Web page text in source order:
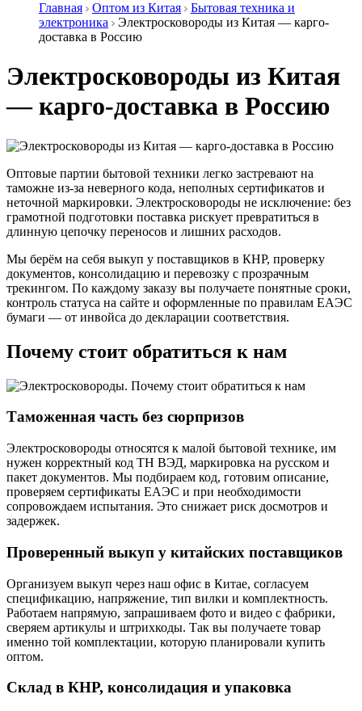
Главная
Оптом из Китая
Бытовая техника и
электроника
Электросковороды из Китая — карго-
доставка в Россию
Электросковороды из Китая
— карго-доставка в Россию
Оптовые партии бытовой техники легко застревают на
таможне из‑за неверного кода, неполных сертификатов и
неточной маркировки. Электросковороды не исключение: без
грамотной подготовки поставка рискует превратиться в
длинную цепочку переносов и лишних расходов.
Мы берём на себя выкуп у поставщиков в КНР, проверку
документов, консолидацию и перевозку с прозрачным
трекингом. По каждому заказу вы получаете понятные сроки,
контроль статуса на сайте и оформленные по правилам ЕАЭС
бумаги — от инвойса до декларации соответствия.
Почему стоит обратиться к нам
Таможенная часть без сюрпризов
Электросковороды относятся к малой бытовой технике, им
нужен корректный код ТН ВЭД, маркировка на русском и
пакет документов. Мы подбираем код, готовим описание,
проверяем сертификаты ЕАЭС и при необходимости
сопровождаем испытания. Это снижает риск досмотров и
задержек.
Проверенный выкуп у китайских поставщиков
Организуем выкуп через наш офис в Китае, согласуем
спецификацию, напряжение, тип вилки и комплектность.
Работаем напрямую, запрашиваем фото и видео с фабрики,
сверяем артикулы и штрихкоды. Так вы получаете товар
именно той комплектации, которую планировали купить
оптом.
Склад в КНР, консолидация и упаковка